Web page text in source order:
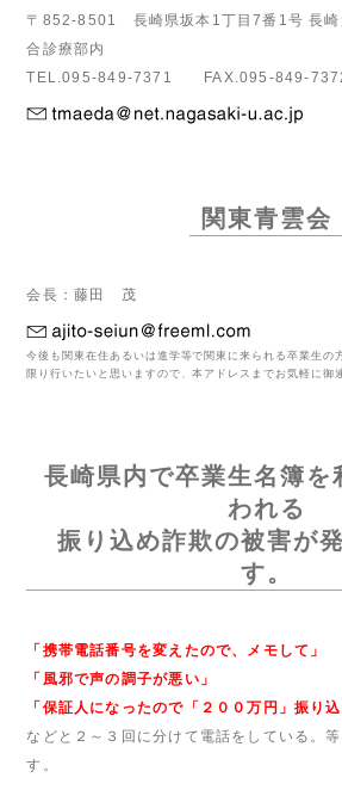
〒852-8501 長崎県坂本1丁目7番1号 長崎
合診療部内
TEL.095-849-7371 FAX.095-849-
関東青雲会
会長：藤田 茂
今後も関東在住あるいは進学等で関東に来られる卒業生の
限り行いたいと思いますので、本アドレスまでお気軽に御
長崎県内で卒業生名簿を
われる
振り込め詐欺の被害が
す。
「携帯電話番号を変えたので、メモして」
「風邪で声の調子が悪い」
「保証人になったので「２００万円」振り込
などと２～３回に分けて電話をしている。
す。